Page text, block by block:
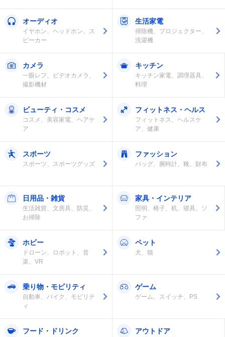
オーディオ
イヤホン、ヘッドホン、ス
ピーカー
生活家電
掃除機、プロジェクター、
洗濯機
カメラ
一眼レフ、ビデオカメラ、
撮影機材
キッチン
キッチン家電、調理器具、
料理
ビューティ・コスメ
コスメ、美容家電、ヘアケ
ア
フィットネス・ヘルス
フィットネス、ヘルスケ
ア、健康
スポーツ
スポーツ、スポーツグッズ
ファッション
バッグ、腕時計、靴、財布
日用品・雑貨
生活雑貨、文房具、防災、
お掃除
家具・インテリア
照明、椅子、机、寝具、ソ
ファ
ホビー
ドローン、ロボット、音
楽、VR
ペット
犬、猫
乗り物・モビリティ
自動車、バイク、モビリテ
ィ
ゲーム
ゲーム、スイッチ、PS
フード・ドリンク アウトドア